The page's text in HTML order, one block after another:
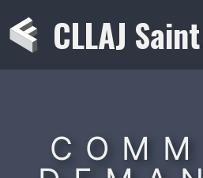
au
contenu
CLLAJ